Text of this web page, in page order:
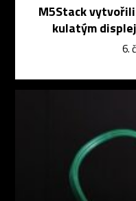
M5Stack
kulatým
6.